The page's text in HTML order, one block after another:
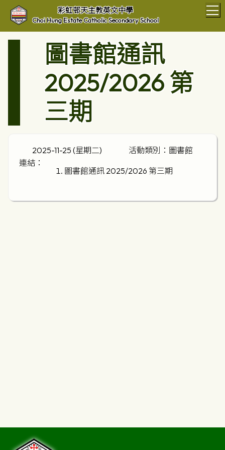
彩虹邨天主教英文中學
Choi Hung Estate Catholic Secondary School
圖書館通訊
2025/2026 第
三期
2025-11-25 (星期二)
活動類別：圖書館
連結：
圖書館通訊 2025/2026 第三期